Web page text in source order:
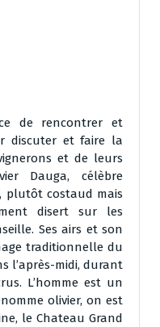
de rencontrer et
discuter et faire la
et de leurs
Dauga, célèbre
plutôt costaud mais
disert sur les
Ses airs et son
traditionnelle du
l’après-midi, durant
L’homme est un
olivier, on est
le Chateau Grand